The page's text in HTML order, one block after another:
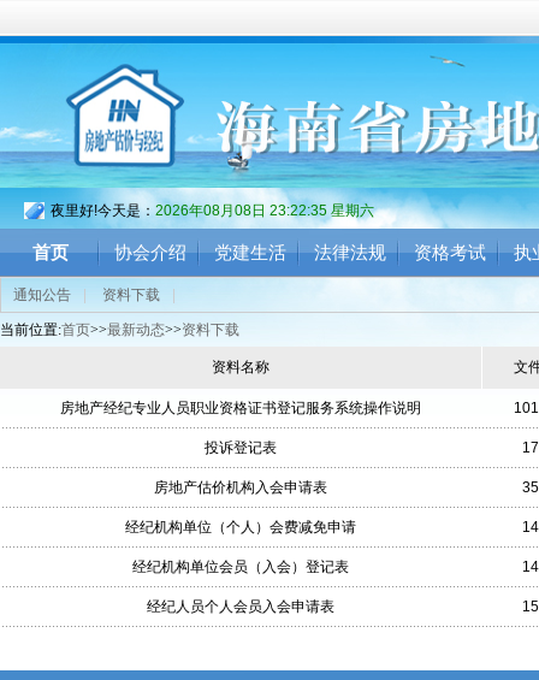
夜里好!今天是： 2026年08月08日 23:22:35 星期六
首页 协会介绍 党建生活 法律法规 资格考试 执
通知公告 资料下载
当前位置:首页>>最新动态>>资料下载
资料名称 文
房地产经纪专业人员职业资格证书登记服务系统操作说明
投诉登记表
房地产估价机构入会申请表
经纪机构单位（个人）会费减免申请
经纪机构单位会员（入会）登记表
经纪人员个人会员入会申请表